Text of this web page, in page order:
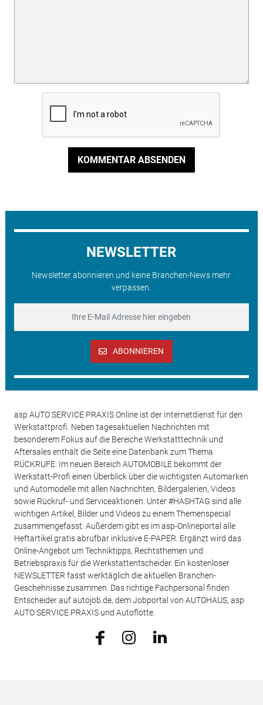
KOMMENTAR ABSENDEN
NEWSLETTER
Newsletter abonnieren und keine Branchen-News mehr
verpassen.
ABONNIEREN
asp AUTO SERVICE PRAXIS Online ist der Internetdienst für den
Werkstattprofi. Neben tagesaktuellen Nachrichten mit
besonderem Fokus auf die Bereiche Werkstatttechnik und
Aftersales enthält die Seite eine Datenbank zum Thema
RÜCKRUFE. Im neuen Bereich AUTOMOBILE bekommt der
Werkstatt-Profi einen Überblick über die wichtigsten Automarken
und Automodelle mit allen Nachrichten, Bildergalerien, Videos
sowie Rückruf- und Serviceaktionen. Unter #HASHTAG sind alle
wichtigen Artikel, Bilder und Videos zu einem Themenspecial
zusammengefasst. Außerdem gibt es im asp-Onlineportal alle
Heftartikel gratis abrufbar inklusive E-PAPER. Ergänzt wird das
Online-Angebot um Techniktipps, Rechtsthemen und
Betriebspraxis für die Werkstattentscheider. Ein kostenloser
NEWSLETTER fasst werktäglich die aktuellen Branchen-
Geschehnisse zusammen. Das richtige Fachpersonal finden
Entscheider auf autojob.de, dem Jobportal von AUTOHAUS, asp
AUTO SERVICE PRAXIS und Autoflotte.